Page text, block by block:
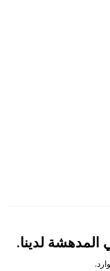
المدهشة لدينا.